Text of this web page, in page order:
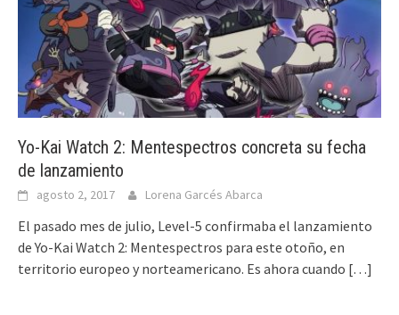
Yo-Kai Watch 2: Mentespectros concreta su fecha
de lanzamiento
agosto 2, 2017 Lorena Garcés Abarca
El pasado mes de julio, Level-5 confirmaba el lanzamiento
de Yo-Kai Watch 2: Mentespectros para este otoño, en
territorio europeo y norteamericano. Es ahora cuando […]